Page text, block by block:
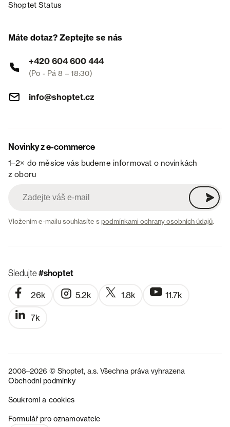
Shoptet Status
Máte dotaz? Zeptejte se nás
+420 604 600 444
(Po - Pá 8 – 18:30)
info@shoptet.cz
Novinky z e-commerce
1–2× do měsíce vás budeme informovat o novinkách
z oboru
Vložením e-mailu souhlasíte spodmínkami ochrany osobních údajů.
Sledujte#shoptet
26k 5.2k 1.8k 11.7k
7k
2008–2026 © Shoptet, a.s. Všechna práva vyhrazena
Obchodní podmínky
Soukromí a cookies
Formulář pro oznamovatele